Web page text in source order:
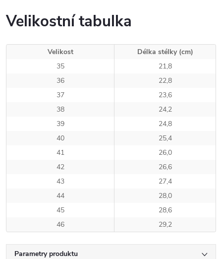
Velikostní tabulka
Velikost
Délka stélky (cm)
35
21,8
36
22,8
37
23,6
38
24,2
39
24,8
40
25,4
41
26,0
42
26,6
43
27,4
44
28,0
45
28,6
46
29,2
Parametry produktu